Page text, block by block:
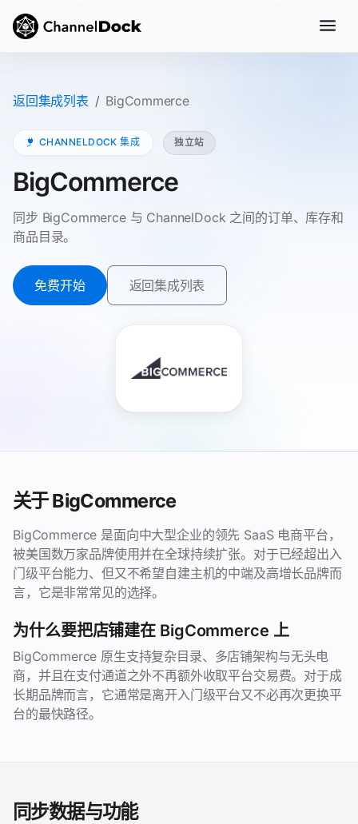
返回集成列表 BigCommerce
CHANNELDOCK 集成 独立站
BigCommerce
同步 BigCommerce 与 ChannelDock 之间的订单、库存和
商品目录。
免费开始 返回集成列表
关于 BigCommerce
BigCommerce 是面向中大型企业的领先 SaaS 电商平台，
被美国数万家品牌使用并在全球持续扩张。对于已经超出入
门级平台能力、但又不希望自建主机的中端及高增长品牌而
言，它是非常常见的选择。
为什么要把店铺建在 BigCommerce 上
BigCommerce 原生支持复杂目录、多店铺架构与无头电
商，并且在支付通道之外不再额外收取平台交易费。对于成
长期品牌而言，它通常是离开入门级平台又不必再次更换平
台的最快路径。
同步数据与功能